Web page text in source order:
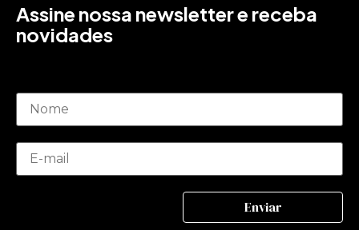
Assine nossa newsletter e receba
novidades